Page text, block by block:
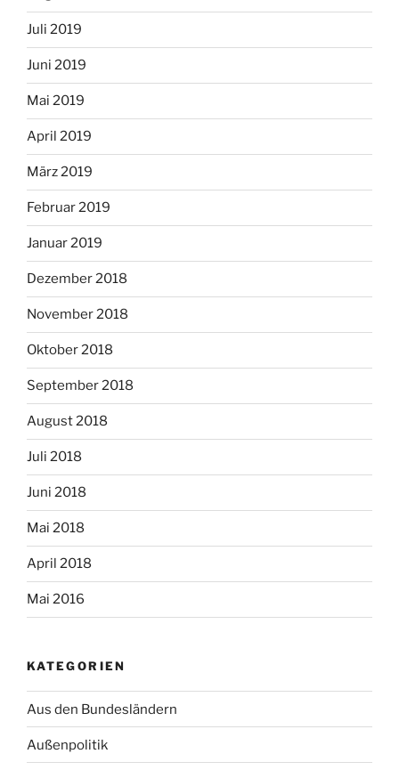
Juli 2019
Juni 2019
Mai 2019
April 2019
März 2019
Februar 2019
Januar 2019
Dezember 2018
November 2018
Oktober 2018
September 2018
August 2018
Juli 2018
Juni 2018
Mai 2018
April 2018
Mai 2016
KATEGORIEN
Aus den Bundesländern
Außenpolitik